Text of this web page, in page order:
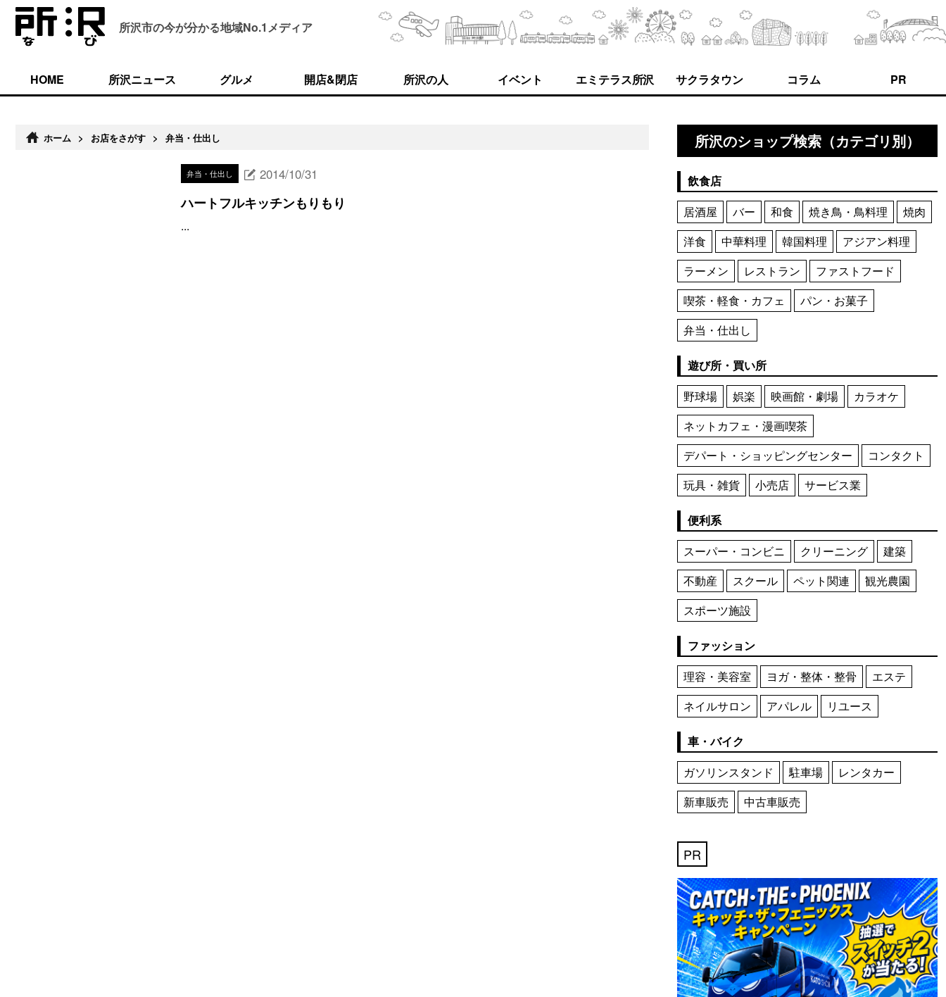
所沢市の今が分かる地域No.1メディア
HOME 所沢ニュース グルメ 開店&閉店 所沢の人 イベント エミテラス所沢 サクラタウン コラム PR
ホーム > お店をさがす > 弁当・仕出し
弁当・仕出し 2014/10/31
ハートフルキッチンもりもり
...
所沢のショップ検索（カテゴリ別）
飲食店
居酒屋
バー 和食 焼き鳥・鳥料理
焼肉
洋食
中華料理 韓国料理
アジアン料理
ラーメン
レストラン
ファストフード
喫茶・軽食・カフェ
パン・お菓子
弁当・仕出し
遊び所・買い所
野球場
娯楽 映画館・劇場
カラオケ
ネットカフェ・漫画喫茶
デパート・ショッピングセンター
コンタクト
玩具・雑貨
小売店 サービス業
便利系
スーパー・コンビニ
クリーニング
建築
不動産
スクール ペット関連
観光農園
スポーツ施設
ファッション
理容・美容室
ヨガ・整体・整骨
エステ
ネイルサロン
アパレル リユース
車・バイク
ガソリンスタンド
駐車場
レンタカー
新車販売
中古車販売
PR